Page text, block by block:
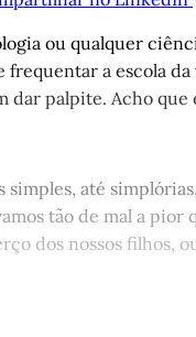
ou qualquer
frequentar a escola da
dar palpite. Acho que
simples, até
tão de mal a pior
dos nossos filhos,